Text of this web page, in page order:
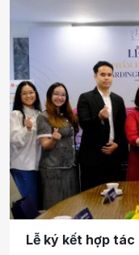
Lễ ký kết hợp